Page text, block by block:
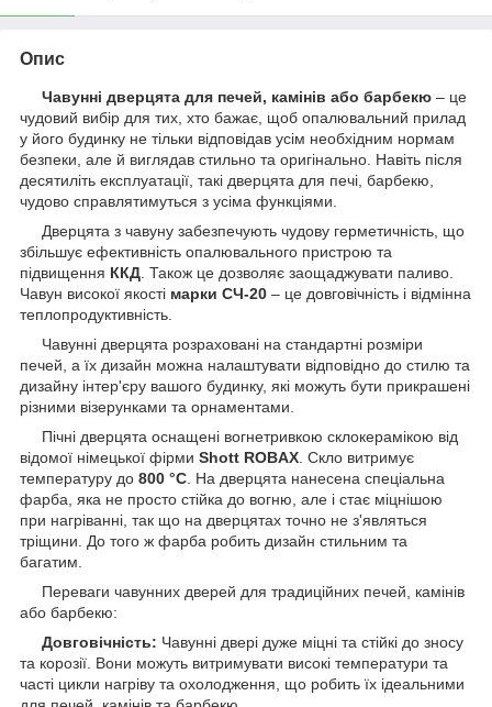
Опис
Чавунні дверцята для печей, камінів або барбекю – це
чудовий вибір для тих, хто бажає, щоб опалювальний прилад
у його будинку не тільки відповідав усім необхідним нормам
безпеки, але й виглядав стильно та оригінально. Навіть після
десятиліть експлуатації, такі дверцята для печі, барбекю,
чудово справлятимуться з усіма функціями.
Дверцята з чавуну забезпечують чудову герметичність, що
збільшує ефективність опалювального пристрою та
підвищення ККД. Також це дозволяє заощаджувати паливо.
Чавун високої якості марки СЧ-20 – це довговічність і відмінна
теплопродуктивність.
Чавунні дверцята розраховані на стандартні розміри
печей, а їх дизайн можна налаштувати відповідно до стилю та
дизайну інтер'єру вашого будинку, які можуть бути прикрашені
різними візерунками та орнаментами.
Пічні дверцята оснащені вогнетривкою склокерамікою від
відомої німецької фірми Shott ROBAX. Скло витримує
температуру до 800 °C. На дверцята нанесена спеціальна
фарба, яка не просто стійка до вогню, але і стає міцнішою
при нагріванні, так що на дверцятах точно не з'являться
тріщини. До того ж фарба робить дизайн стильним та
багатим.
Переваги чавунних дверей для традиційних печей, камінів
або барбекю:
Довговічність: Чавунні двері дуже міцні та стійкі до зносу
та корозії. Вони можуть витримувати високі температури та
часті цикли нагріву та охолодження, що робить їх ідеальними